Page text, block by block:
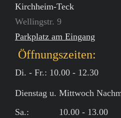
Kirchheim-Teck
Wellingstr. 9
Parkplatz am Eingang
Öffnungszeiten:
Di. - Fr.: 10.00 - 12.30
Dienstag u. Mittwoch
Sa.: 10.00 - 13.00